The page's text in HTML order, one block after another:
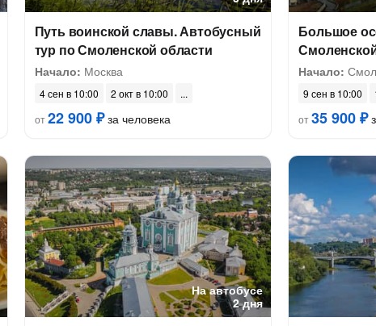
Путь воинской славы. Автобусный
тур по Смоленской области
Начало: Москва
4 сен в 10:00
2 окт в 10:00
от22 900 ₽за человека
Большое
Начало:
9 сен в 10:00
от35 900 ₽
На автобусе
2 дня